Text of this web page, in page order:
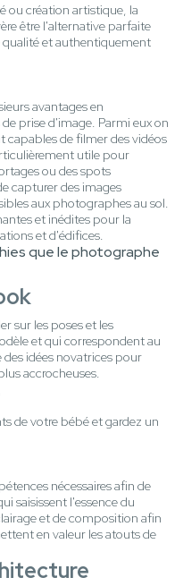
ou création artistique, la
être l'alternative parfaite
qualité et authentiquement
avantages en
prise d'image. Parmi eux on
capables de filmer des vidéos
utile pour
ou des spots
capturer des images
aux photographes au sol.
et inédites pour la
et d'édifices.
que le photographe
sur les poses et les
et qui correspondent au
idées novatrices pour
accrocheuses.
de votre bébé et gardez un
nécessaires afin de
saisissent l'essence du
et de composition afin
en valeur les atouts de